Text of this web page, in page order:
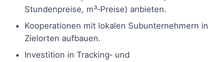
Stundenpreise, m³‑Preise) anbieten.
Kooperationen mit lokalen Subunternehmern in
Zielorten aufbauen.
Investition in Tracking‑ und